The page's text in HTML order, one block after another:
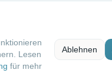
Lesen
für mehr
Ablehnen